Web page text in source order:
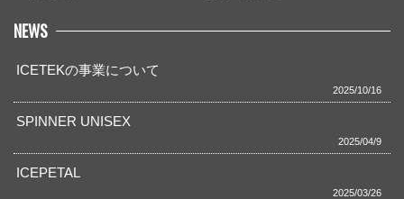
NEWS
ICETEKの事業について
2025/10/16
SPINNER UNISEX
2025/04/9
ICEPETAL
2025/03/26